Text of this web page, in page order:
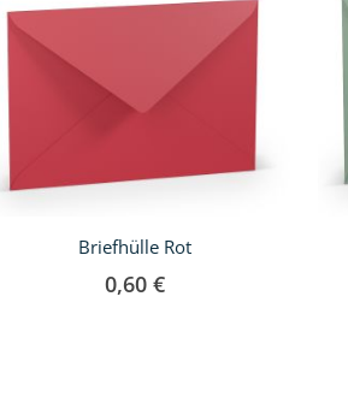
Briefhülle Rot
0,60 €